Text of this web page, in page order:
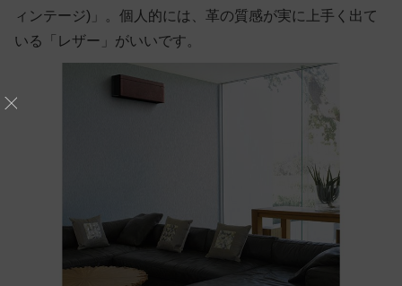
ィンテージ)」。個人的には、革の質感が実に上手く出て
いる「レザー」がいいです。